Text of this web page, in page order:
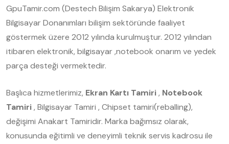
GpuTamir.com (Destech Bilişim Sakarya) Elektronik
Bilgisayar Donanımları bilişim sektöründe faaliyet
göstermek üzere 2012 yılında kurulmuştur. 2012 yılından
itibaren elektronik, bilgisayar ,notebook onarım ve yedek
parça desteği vermektedir.
Başlıca hizmetlerimiz, Ekran Kartı Tamiri, Notebook
Tamiri, Bilgisayar Tamiri , Chipset tamiri(reballing),
değişimi Anakart Tamiridir. Marka bağımsız olarak,
konusunda eğitimli ve deneyimli teknik servis kadrosu ile